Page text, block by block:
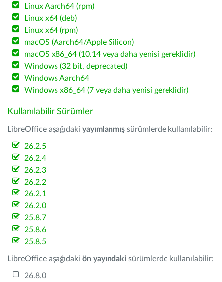
Linux Aarch64 (rpm)
Linux x64 (deb)
Linux x64 (rpm)
macOS (Aarch64/Apple Silicon)
macOS x86_64 (10.14 veya daha yenisi gereklidir)
Windows (32 bit, deprecated)
Windows Aarch64
Windows x86_64 (7 veya daha yenisi gereklidir)
Kullanılabilir Sürümler
LibreOffice aşağıdaki yayımlanmış sürümlerde kullanılabilir:
26.2.5
26.2.4
26.2.3
26.2.2
26.2.1
26.2.0
25.8.7
25.8.6
25.8.5
LibreOffice aşağıdaki ön yayındaki sürümlerde kullanılabilir:
26.8.0